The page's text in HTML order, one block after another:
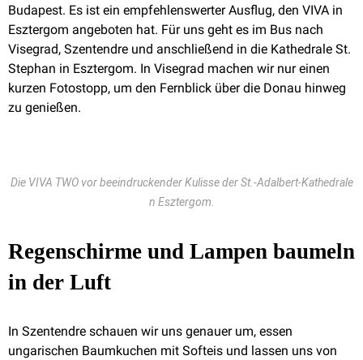
Budapest. Es ist ein empfehlenswerter Ausflug, den VIVA in
Esztergom angeboten hat. Für uns geht es im Bus nach
Visegrad, Szentendre und anschließend in die Kathedrale St.
Stephan in Esztergom. In Visegrad machen wir nur einen
kurzen Fotostopp, um den Fernblick über die Donau hinweg
zu genießen.
Die VIVA TWO vor beeindruckender Kulisse der St.-Adalbert-Kathedrale
n Esztergom.
Regenschirme und Lampen baumeln
in der Luft
In Szentendre schauen wir uns genauer um, essen
ungarischen Baumkuchen mit Softeis und lassen uns von